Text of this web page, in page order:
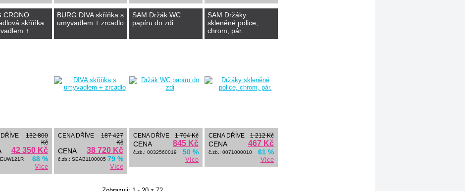
CRONO
skříňka
+
skříňka
132 800
Kč
42 350 Kč
68 %
Více
BURG DIVA skříňka s
umyvadlem + zrcadlo
CENA DŘÍVE
187 427
Kč
CENA 38 720 Kč
č.zb.: SEAB1100005 79 %
Více
SAM Držák WC
papíru do zdi
CENA DŘÍVE 1 704 Kč
CENA 845 Kč
č.zb.: 0032560019 50 %
Více
SAM Držáky
skleněné police,
chrom, pár.
CENA DŘÍVE 1 212 Kč
CENA 467 Kč
č.zb.: 0071000010 61 %
Více